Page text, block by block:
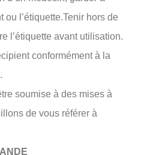
ou l’étiquette.Tenir hors de
l’étiquette avant utilisation.
conformément à la
soumise à des mises à
de vous référer à